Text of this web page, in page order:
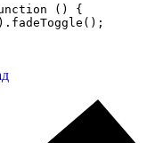
() {